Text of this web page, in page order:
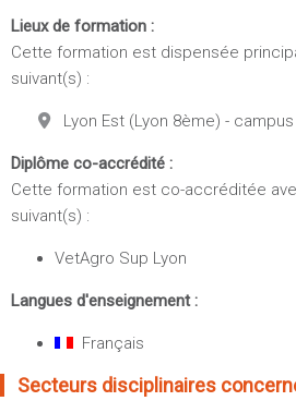
Lieux de formation :
Cette formation est dispensée
suivant(s) :
Lyon Est (Lyon 8ème) -
Diplôme co-accrédité :
Cette formation est co-accréditée
suivant(s) :
VetAgro Sup Lyon
Langues d'enseignement :
Français
Secteurs disciplinaires